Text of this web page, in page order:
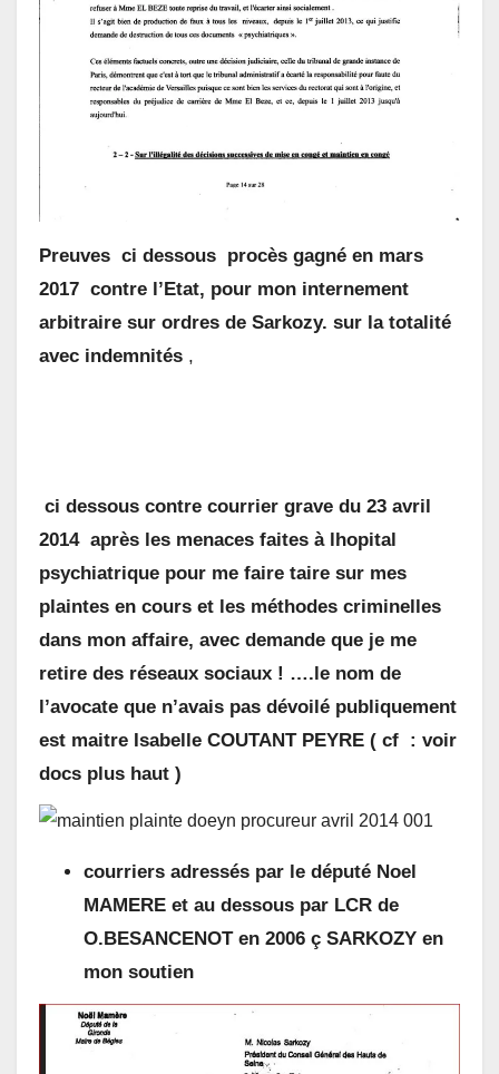
Preuves ci dessous procès gagné en mars
2017 contre l’Etat, pour mon internement
arbitraire sur ordres de Sarkozy. sur la totalité
avec indemnités ,
ci dessous contre courrier grave du 23 avril
2014 après les menaces faites à lhopital
psychiatrique pour me faire taire sur mes
plaintes en cours et les méthodes criminelles
dans mon affaire, avec demande que je me
retire des réseaux sociaux ! ….le nom de
l’avocate que n’avais pas dévoilé publiquement
est maitre Isabelle COUTANT PEYRE ( cf : voir
docs plus haut )
courriers adressés par le député Noel
MAMERE et au dessous par LCR de
O.BESANCENOT en 2006 ç SARKOZY en
mon soutien